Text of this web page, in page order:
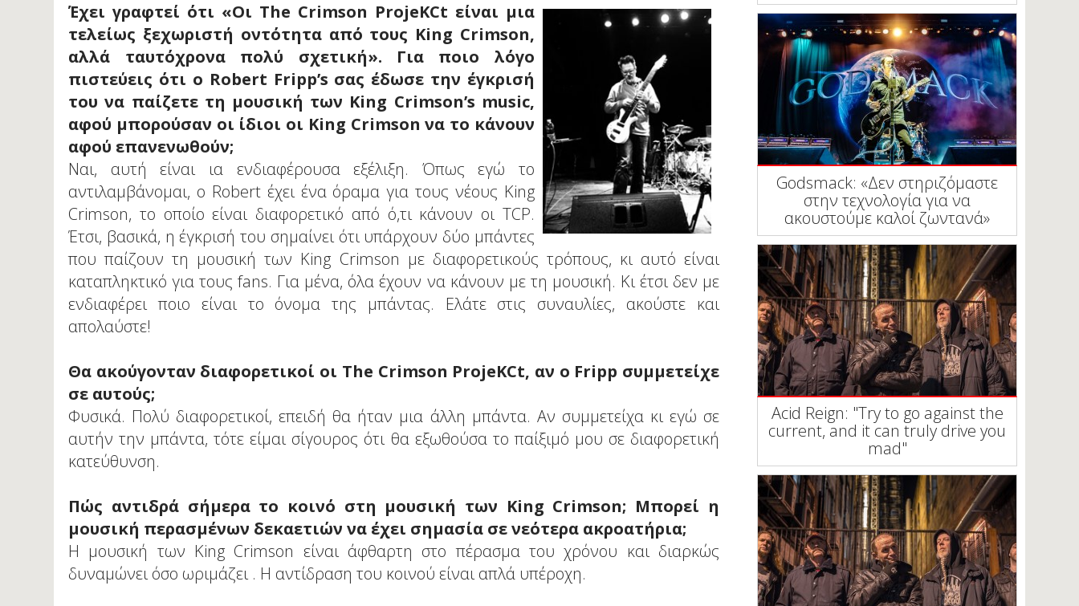
Έχει γραφτεί ότι «Οι The Crimson ProjeKCt είναι μια
τελείως ξεχωριστή οντότητα από τους King Crimson,
αλλά ταυτόχρονα πολύ σχετική». Για ποιο λόγο
πιστεύεις ότι ο Robert Fripp’s σας έδωσε την έγκρισή
του να παίζετε τη μουσική των King Crimson’s music,
αφού μπορούσαν οι ίδιοι οι King Crimson να το κάνουν
αφού επανενωθούν;
Ναι, αυτή είναι ια ενδιαφέρουσα εξέλιξη. Όπως εγώ το
αντιλαμβάνομαι, ο Robert έχει ένα όραμα για τους νέους King
Crimson, το οποίο είναι διαφορετικό από ό,τι κάνουν οι TCP.
Έτσι, βασικά, η έγκρισή του σημαίνει ότι υπάρχουν δύο μπάντες
που παίζουν τη μουσική των King Crimson με διαφορετικούς τρόπους, κι αυτό είναι
καταπληκτικό για τους fans. Για μένα, όλα έχουν να κάνουν με τη μουσική. Κι έτσι δεν με
ενδιαφέρει ποιο είναι το όνομα της μπάντας. Ελάτε στις συναυλίες, ακούστε και
απολαύστε!
Θα ακούγονταν διαφορετικοί οι The Crimson ProjeKCt, αν ο Fripp συμμετείχε
σε αυτούς;
Φυσικά. Πολύ διαφορετικοί, επειδή θα ήταν μια άλλη μπάντα. Αν συμμετείχα κι εγώ σε
αυτήν την μπάντα, τότε είμαι σίγουρος ότι θα εξωθούσα το παίξιμό μου σε διαφορετική
κατεύθυνση.
Πώς αντιδρά σήμερα το κοινό στη μουσική των King Crimson; Μπορεί η
μουσική περασμένων δεκαετιών να έχει σημασία σε νεότερα ακροατήρια;
Η μουσική των King Crimson είναι άφθαρτη στο πέρασμα του χρόνου και διαρκώς
δυναμώνει όσο ωριμάζει . Η αντίδραση του κοινού είναι απλά υπέροχη.
Godsmack: «Δεν στηριζόμαστε
στην τεχνολογία για να
ακουστούμε καλοί ζωντανά»
Acid Reign: "Try to go against the
current, and it can truly drive you
mad"